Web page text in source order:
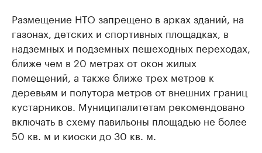
Размещение НТО запрещено в арках зданий, на
газонах, детских и спортивных площадках, в
надземных и подземных пешеходных переходах,
ближе чем в 20 метрах от окон жилых
помещений, а также ближе трех метров к
деревьям и полутора метров от внешних границ
кустарников. Муниципалитетам рекомендовано
включать в схему павильоны площадью не более
50 кв. м и киоски до 30 кв. м.